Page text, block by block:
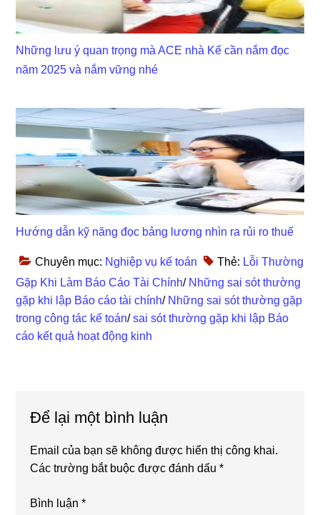
Những lưu ý quan trọng mà ACE nhà Kế cần nắm đọc
năm 2025 và nắm vững nhé
Hướng dẫn kỹ năng đọc bảng lương nhìn ra rủi ro thuế
Chuyên mục: Nghiệp vụ kế toán Thẻ: Lỗi Thường
Gặp Khi Làm Báo Cáo Tài Chính/ Những sai sót thường
gặp khi lập Báo cáo tài chính/ Những sai sót thường gặp
trong công tác kế toán/sai sót thường gặp khi lập Báo
cáo kết quả hoạt động kinh
Interactions
Để lại một bình luận
Email của bạn sẽ không được hiển thị công khai.
Các trường bắt buộc được đánh dấu*
Bình luận*